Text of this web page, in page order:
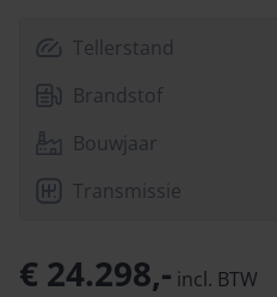
Tellerstand
Brandstof
Bouwjaar
Transmissie
€ 24.298,- incl. BTW